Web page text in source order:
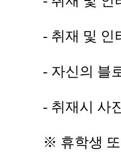
- 취재 및 인
- 자신의 블
- 취재시 사
※ 휴학생